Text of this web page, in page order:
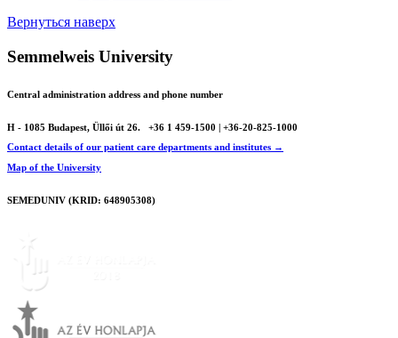
Вернуться наверх
Semmelweis University
Central administration address and phone number
H - 1085 Budapest, Üllői út 26.
+36 1 459-1500 | +36-20-825-1000
Contact details of our patient care departments and institutes →
Map of the University
SEMEDUNIV (KRID: 648905308)